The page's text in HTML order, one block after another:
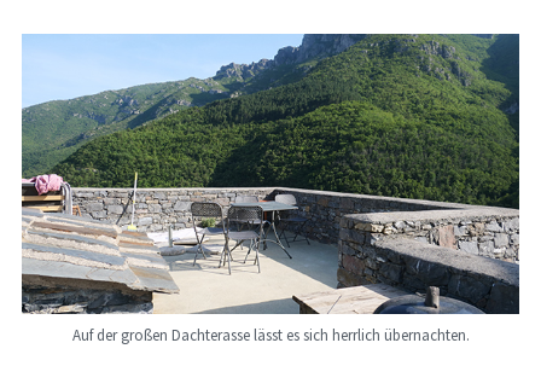
Auf der großen Dachterasse lässt es sich herrlich übernachten.